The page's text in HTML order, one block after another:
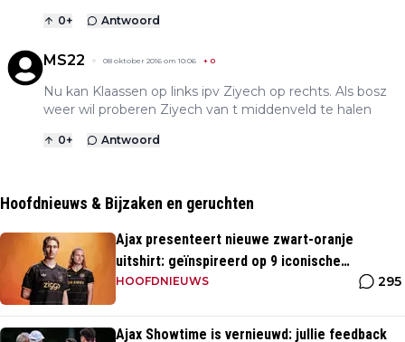
0+ Antwoord
MS22 08 oktober 2016 om 10:06 + 0
Nu kan Klaassen op links ipv Ziyech op rechts. Als bosz
weer wil proberen Ziyech van t middenveld te halen
0+ Antwoord
Hoofdnieuws & Bijzaken en geruchten
Ajax presenteert nieuwe zwart-oranje
uitshirt: geïnspireerd op 9 iconische
momenten uit clubhistorie
HOOFDNIEUWS 295
Ajax Showtime is vernieuwd: jullie feedback